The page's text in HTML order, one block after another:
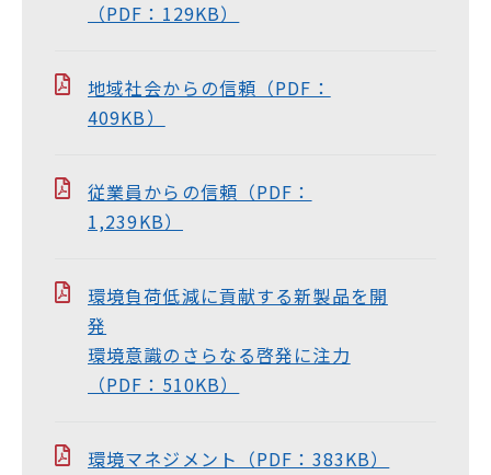
（PDF：129KB）
地域社会からの信頼（PDF：
409KB）
従業員からの信頼（PDF：
1,239KB）
環境負荷低減に貢献する新製品を開
発
環境意識のさらなる啓発に注力
（PDF：510KB）
環境マネジメント（PDF：383KB）